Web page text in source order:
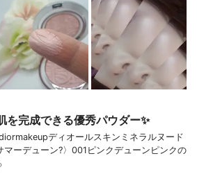
を完成できる優秀パウダー✨
ディオールスキンミネラルヌード
マーデューン?️〉001ピンクデューンピンクの